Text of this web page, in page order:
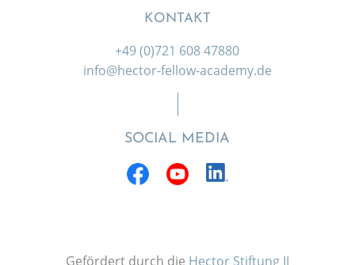
KONTAKT
+49 (0)721 608 47880
info@hector-fellow-academy.de
SOCIAL MEDIA
Gefördert durch die Hector Stiftung II